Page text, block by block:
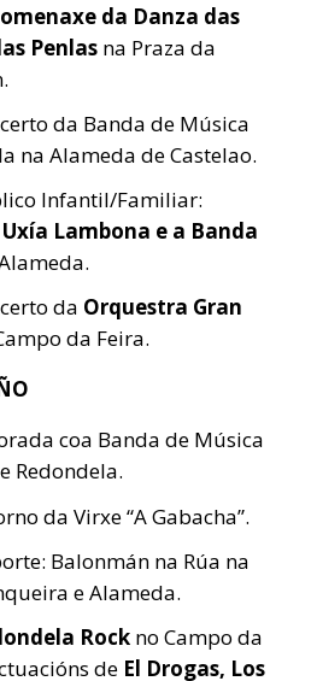
da Danza das
Penlas na Praza da
da Banda de Música
na Alameda de Castelao.
Infantil/Familiar:
Uxía Lambona e a Banda
da Orquestra Gran
da Feira.
coa Banda de Música
Redondela.
da Virxe “A Gabacha”.
Balonmán na Rúa na
e Alameda.
Rock no Campo da
de El Drogas, Los